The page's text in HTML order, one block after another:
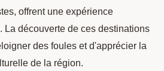
offrent une expérience
La découverte de ces destinations
des foules et d'apprécier la
de la région.